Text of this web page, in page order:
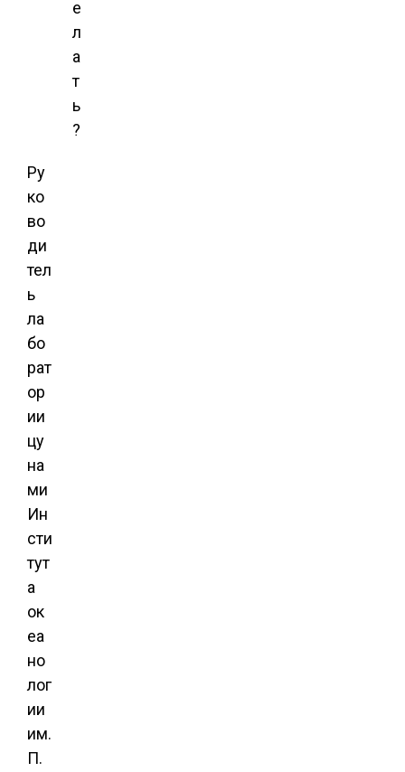
е
л
а
т
ь
?
Ру
ко
во
ди
тел
ь
ла
бо
рат
ор
ии
цу
на
ми
Ин
сти
тут
а
ок
еа
но
лог
ии
им.
П.